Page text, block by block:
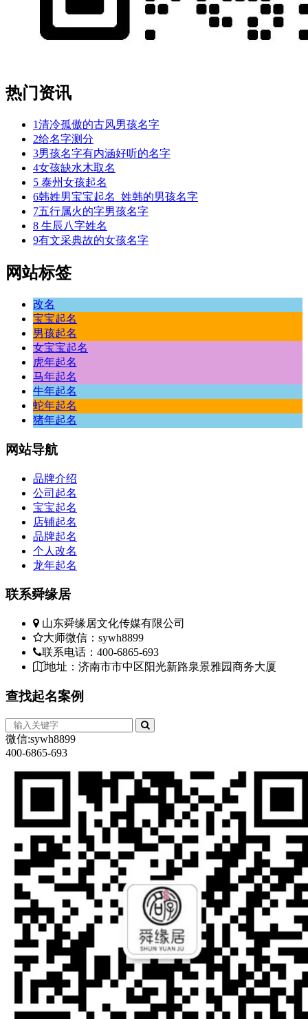
热门资讯
1清冷孤傲的古风男孩名字
2给名字测分
3男孩名字有内涵好听的名字
4女孩缺水木取名
5 泰州女孩起名
6韩姓男宝宝起名_姓韩的男孩名字
7五行属火的字男孩名字
8 生辰八字姓名
9有文采典故的女孩名字
网站标签
改名
宝宝起名
男孩起名
女宝宝起名
虎年起名
马年起名
牛年起名
蛇年起名
猪年起名
网站导航
品牌介绍
公司起名
宝宝起名
店铺起名
品牌起名
个人改名
龙年起名
联系舜缘居
山东舜缘居文化传媒有限公司
大师微信：sywh8899
联系电话：400-6865-693
地址：济南市市中区阳光新路泉景雅园商务大厦
查找起名案例
微信:sywh8899
400-6865-693